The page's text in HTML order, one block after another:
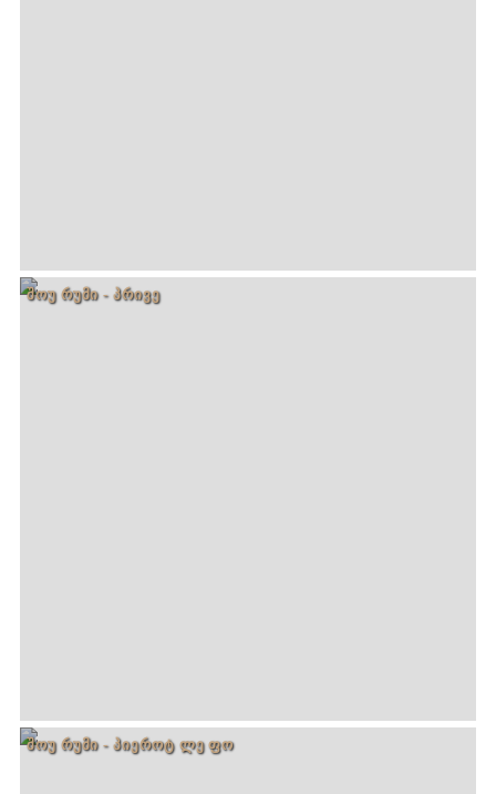
ᲨᲝᲣ ᲠᲣᲛᲘ - ᲞᲠᲘᲕᲔ
ᲨᲝᲣ ᲠᲣᲛᲘ - ᲞᲘᲔᲠᲝᲢ ᲚᲔ ᲤᲝ